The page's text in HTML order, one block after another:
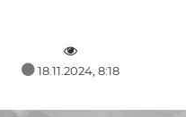
18.11.2024, 8:18